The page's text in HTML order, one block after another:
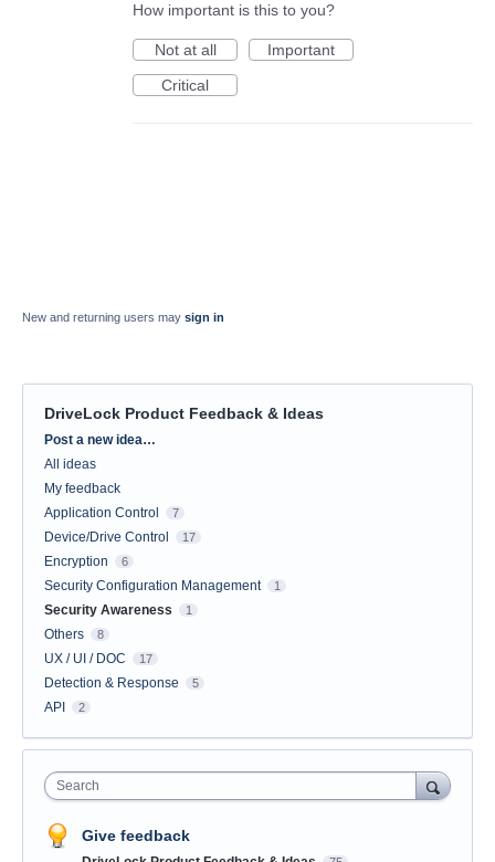
How important is this to you?
Not at all
Important
Critical
New and returning users may sign in
DriveLock Product Feedback & Ideas
Categories
Post a new idea…
All ideas
My feedback
Application Control
7
Device/Drive Control 17
Encryption 6
Security Configuration Management 1
Security Awareness 1
Others 8
UX / UI / DOC 17
Detection & Response 5
API 2
Search
Give feedback